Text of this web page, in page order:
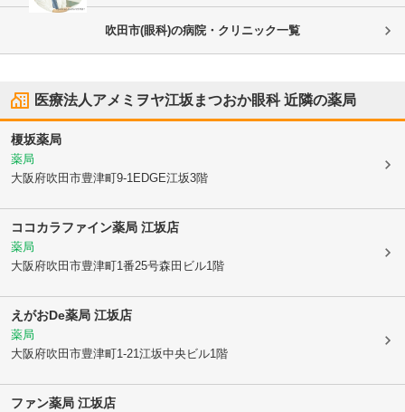
吹田市(眼科)の病院・クリニック一覧
医療法人アメミヲヤ江坂まつおか眼科近隣の薬局
榎坂薬局
薬局
大阪府吹田市豊津町9-1EDGE江坂3階
ココカラファイン薬局 江坂店
薬局
大阪府吹田市豊津町1番25号森田ビル1階
えがおDe薬局 江坂店
薬局
大阪府吹田市豊津町1-21江坂中央ビル1階
ファン薬局 江坂店